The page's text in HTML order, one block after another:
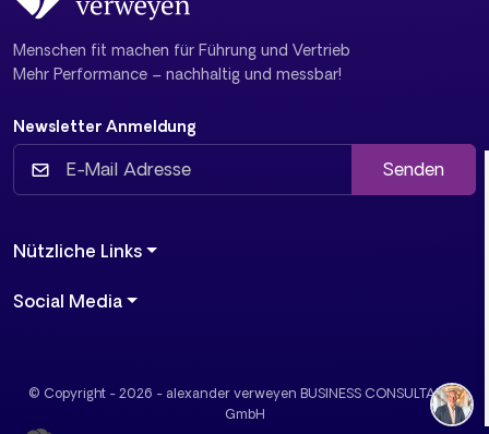
Menschen fit machen für Führung und Vertrieb
Mehr Performance – nachhaltig und messbar!
Newsletter Anmeldung
Senden
Nützliche Links
Social Media
© Copyright - 2026 - alexander verweyen BUSINESS CONSULTANTS
GmbH